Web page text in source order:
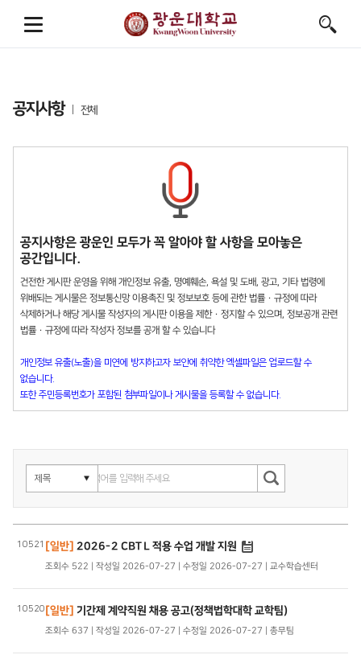
공지사항 전체
공지사항은 광운인 모두가 꼭 알아야 할 사항을 모아놓은
공간입니다.
건전한 게시판 운영을 위해 개인정보 유출, 명예훼손, 욕설 및 도배, 광고, 기타 법령에
위배되는 게시물은 정보통신망 이용촉진 및 정보보호 등에 관한 법률 · 규정에 따라
삭제하거나 해당 게시물 작성자의 게시판 이용을 제한 · 정지할 수 있으며, 정보공개 관련
법률 · 규정에 따라 작성자 정보를 공개 할 수 있습니다
개인정보 유출(노출)을 미연에 방지하고자 보안에 취약한 엑셀파일은 업로드할 수
없습니다.
또한 주민등록번호가 포함된 첨부파일이나 게시물을 등록할 수 없습니다.
10521 [일반] 2026-2 CBTL 적용 수업 개발 지원
조회수 522 | 작성일 2026-07-27 | 수정일 2026-07-27 | 교수학습센터
10520[일반] 기간제 계약직원 채용 공고(정책법학대학 교학팀)
조회수 637 | 작성일 2026-07-27 | 수정일 2026-07-27 | 총무팀